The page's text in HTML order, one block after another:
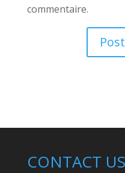
commentaire.
r
a
CONTACT